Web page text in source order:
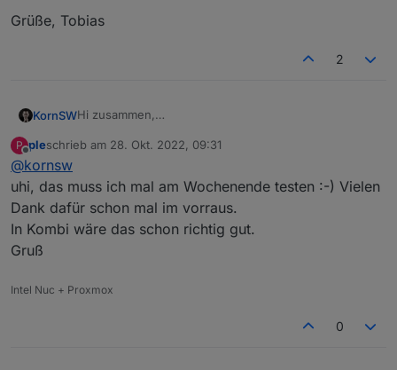
Grüße, Tobias
2
KornSWHi zusammen,
nehmen will (oder in Kombi, zwecks Anreicherung mit
ich habe gerade einen veröffentlicht:
https://github.com/KornSW/ioBroker.fusionsolar
https://forum.iobroker.net/topic/59422/new-adapter-
huawei-fusionsolar-api
bei interesse gerne mal testen ;-)
P
Offline
pleschrieb am 28. Okt. 2022, 09:31
zuletzt editiert von
@kornsw
uhi, das muss ich mal am Wochenende testen :-) Vielen
Dank dafür schon mal im vorraus.
In Kombi wäre das schon richtig gut.
Gruß
Intel Nuc + Proxmox
0